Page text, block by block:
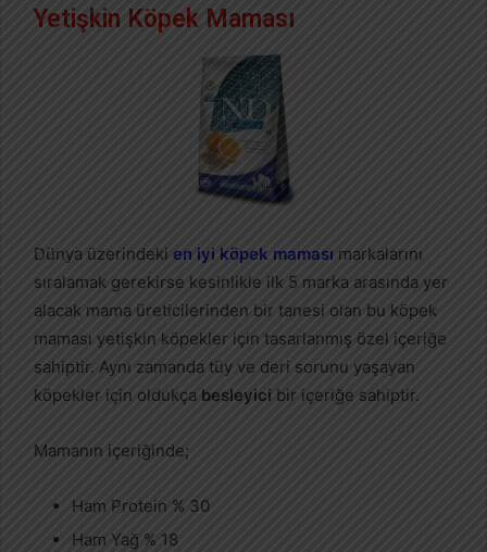
Yetişkin Köpek Maması
Dünya üzerindeki en iyi köpek maması markalarını
sıralamak gerekirse kesinlikle ilk 5 marka arasında yer
alacak mama üreticilerinden bir tanesi olan bu köpek
maması yetişkin köpekler için tasarlanmış özel içeriğe
sahiptir. Aynı zamanda tüy ve deri sorunu yaşayan
köpekler için oldukça besleyici bir içeriğe sahiptir.
Mamanın içeriğinde;
Ham Protein % 30
Ham Yağ % 18